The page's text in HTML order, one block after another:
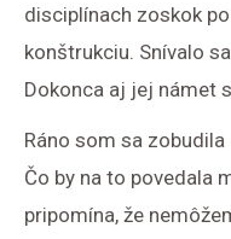
disciplínach zoskok
konštrukciu. Snívalo
Dokonca aj jej námet
Ráno som sa
Čo by na to povedala
pripomína, že